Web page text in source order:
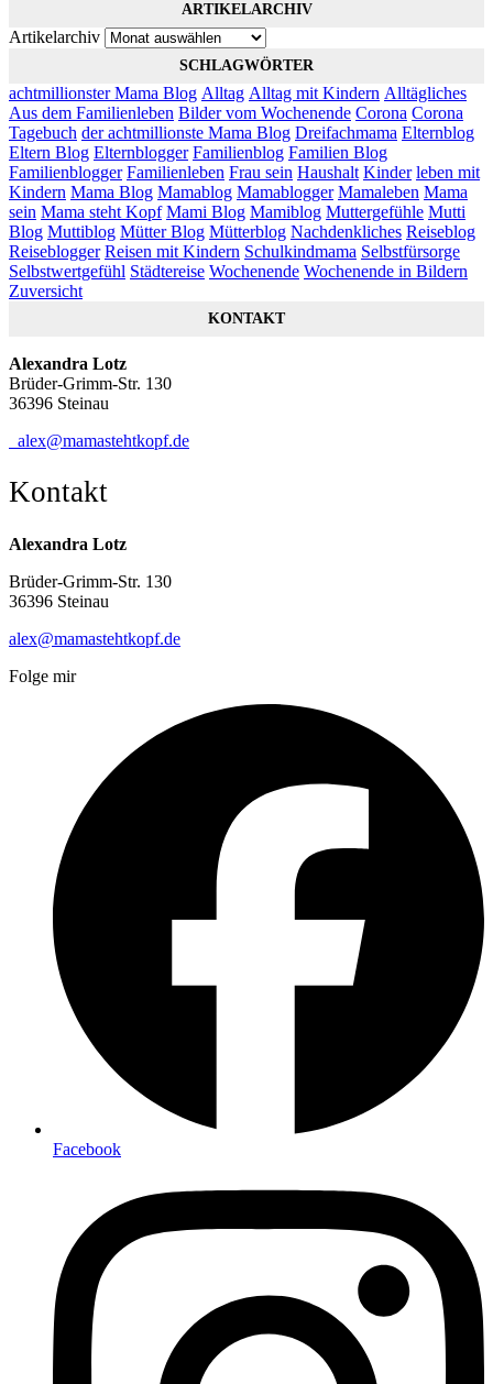
ARTIKELARCHIV
Artikelarchiv
SCHLAGWÖRTER
achtmillionster Mama Blog Alltag Alltag mit Kindern Alltägliches
Aus dem Familienleben Bilder vom Wochenende Corona Corona
Tagebuch der achtmillionste Mama Blog Dreifachmama Elternblog
Eltern Blog Elternblogger Familienblog Familien Blog
Familienblogger Familienleben Frau sein Haushalt Kinder leben mit
Kindern Mama Blog Mamablog Mamablogger Mamaleben Mama
sein Mama steht Kopf Mami Blog Mamiblog Muttergefühle Mutti
Blog Muttiblog Mütter Blog Mütterblog Nachdenkliches Reiseblog
Reiseblogger Reisen mit Kindern Schulkindmama Selbstfürsorge
Selbstwertgefühl Städtereise Wochenende Wochenende in Bildern
Zuversicht
KONTAKT
Alexandra Lotz
Brüder-Grimm-Str. 130
36396 Steinau
alex@mamastehtkopf.de
Kontakt
Alexandra Lotz
Brüder-Grimm-Str. 130
36396 Steinau
alex@mamastehtkopf.de
Folge mir
Facebook